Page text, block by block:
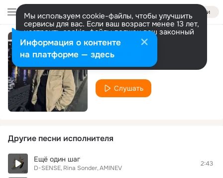
Войти
Мы используем cookie-файлы, чтобы улучшить
сервисы для вас. Если ваш возраст менее 13 лет,
настроить cookie-файлы должен ваш законный
представитель. Больше информации
Разрешить все Настроить
Вокзал
AMINEV
Слушать
Другие песни исполнителя
Ещё один шаг
D-SENSE Rina Sonder AMINEV
2:43
Информация о контенте
на платформе — здесь